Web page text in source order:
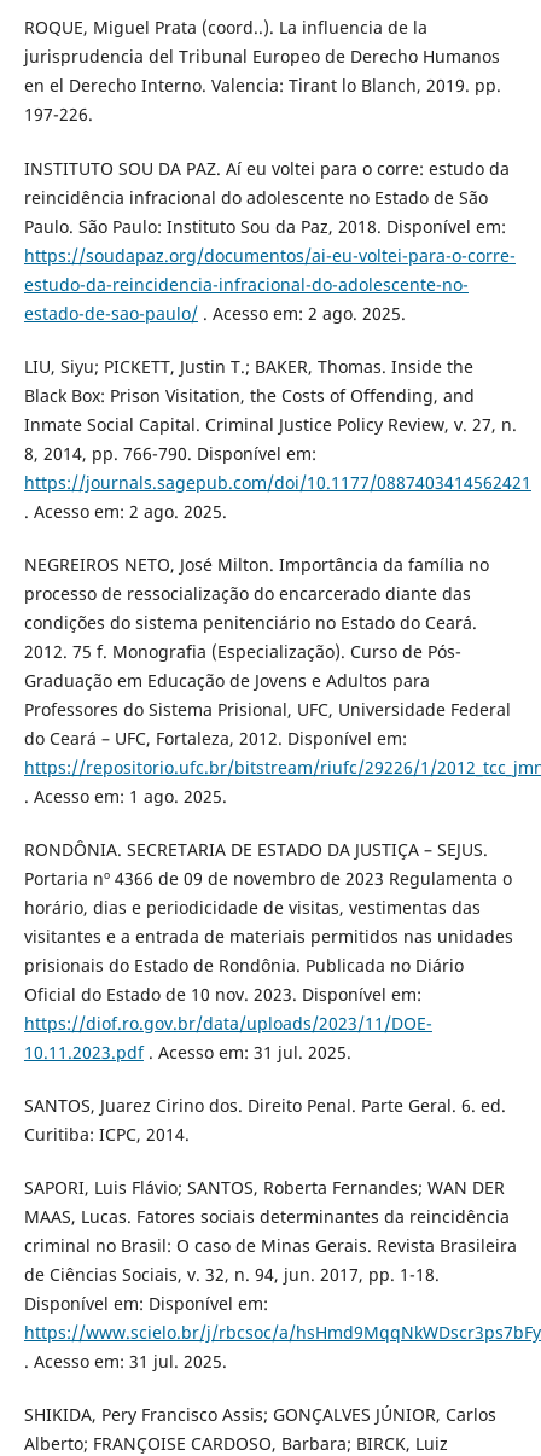
ROQUE, Miguel Prata (coord..). La influencia de la
jurisprudencia del Tribunal Europeo de Derecho Humanos
en el Derecho Interno. Valencia: Tirant lo Blanch, 2019. pp.
197-226.
INSTITUTO SOU DA PAZ. Aí eu voltei para o corre: estudo da
reincidência infracional do adolescente no Estado de São
Paulo. São Paulo: Instituto Sou da Paz, 2018. Disponível em:
https://soudapaz.org/documentos/ai-eu-voltei-para-o-corre-
estudo-da-reincidencia-infracional-do-adolescente-no-
estado-de-sao-paulo/. Acesso em: 2 ago. 2025.
LIU, Siyu; PICKETT, Justin T.; BAKER, Thomas. Inside the
Black Box: Prison Visitation, the Costs of Offending, and
Inmate Social Capital. Criminal Justice Policy Review, v. 27, n.
8, 2014, pp. 766-790. Disponível em:
https://journals.sagepub.com/doi/10.1177/0887403414562421
. Acesso em: 2 ago. 2025.
NEGREIROS NETO, José Milton. Importância da família no
processo de ressocialização do encarcerado diante das
condições do sistema penitenciário no Estado do Ceará.
2012. 75 f. Monografia (Especialização). Curso de Pós-
Graduação em Educação de Jovens e Adultos para
Professores do Sistema Prisional, UFC, Universidade Federal
do Ceará – UFC, Fortaleza, 2012. Disponível em:
https://repositorio.ufc.br/bitstream/riufc/29226/1/
. Acesso em: 1 ago. 2025.
RONDÔNIA. SECRETARIA DE ESTADO DA JUSTIÇA – SEJUS.
Portaria nº 4366 de 09 de novembro de 2023 Regulamenta o
horário, dias e periodicidade de visitas, vestimentas das
visitantes e a entrada de materiais permitidos nas unidades
prisionais do Estado de Rondônia. Publicada no Diário
Oficial do Estado de 10 nov. 2023. Disponível em:
https://diof.ro.gov.br/data/uploads/2023/11/DOE-
10.11.2023.pdf. Acesso em: 31 jul. 2025.
SANTOS, Juarez Cirino dos. Direito Penal. Parte Geral. 6. ed.
Curitiba: ICPC, 2014.
SAPORI, Luis Flávio; SANTOS, Roberta Fernandes; WAN DER
MAAS, Lucas. Fatores sociais determinantes da reincidência
criminal no Brasil: O caso de Minas Gerais. Revista Brasileira
de Ciências Sociais, v. 32, n. 94, jun. 2017, pp. 1-18.
Disponível em: Disponível em:
https://www.scielo.br/j/rbcsoc/a/
. Acesso em: 31 jul. 2025.
SHIKIDA, Pery Francisco Assis; GONÇALVES JÚNIOR, Carlos
Alberto; FRANÇOISE CARDOSO, Barbara; BIRCK, Luiz